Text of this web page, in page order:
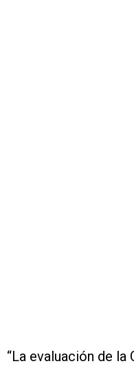
“La evaluación de